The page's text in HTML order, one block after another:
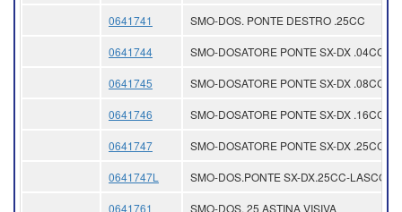
0641741 SMO-DOS. PONTE DESTRO .25CC
0641744 SMO-DOSATORE PONTE SX-DX .04CC
0641745 SMO-DOSATORE PONTE SX-DX .08CC
0641746 SMO-DOSATORE PONTE SX-DX .16CC
0641747 SMO-DOSATORE PONTE SX-DX .25CC
0641747L SMO-DOS.PONTE SX-DX.25CC-LASCO
0641761 SMO-DOS. 25 ASTINA VISIVA